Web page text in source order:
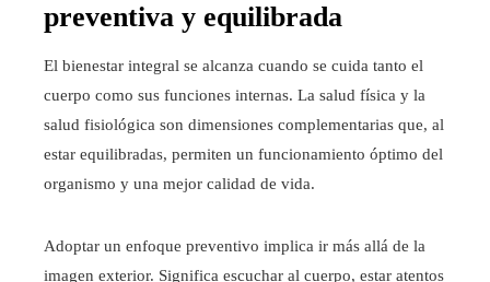
preventiva y equilibrada
El bienestar integral se alcanza cuando se cuida tanto el
cuerpo como sus funciones internas. La salud física y la
salud fisiológica son dimensiones complementarias que, al
estar equilibradas, permiten un funcionamiento óptimo del
organismo y una mejor calidad de vida.
Adoptar un enfoque preventivo implica ir más allá de la
imagen exterior. Significa escuchar al cuerpo, estar atentos